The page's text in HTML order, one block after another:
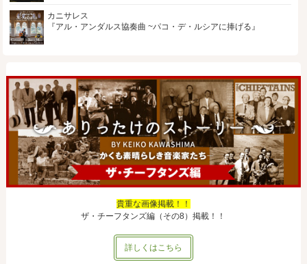
カニサレス
『アル・アンダルス協奏曲 ~パコ・デ・ルシアに捧げる』
貴重な画像掲載！！
ザ・チーフタンズ編（その8）掲載！！
詳しくはこちら